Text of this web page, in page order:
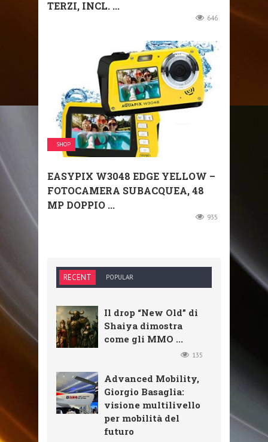
TERZI, INCL. ...
646
SHOP
EASYPIX W3048 EDGE YELLOW –
FOTOCAMERA SUBACQUEA, 48
MP DOPPIO ...
935
RECENT POPULAR
Il drop “New Old” di
Shaiya dimostra
come gli MMO ...
135
Advanced Mobility,
Giorgio Basaglia:
visione multilivello
per mobilità del
futuro